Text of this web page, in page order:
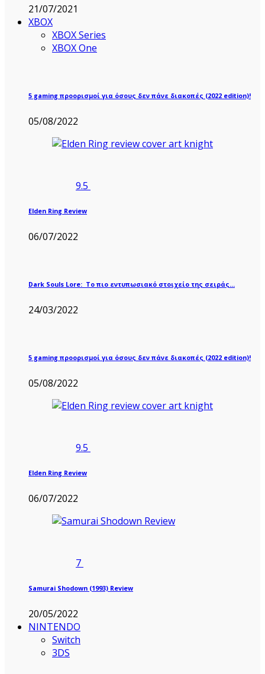
21/07/2021
XBOX
XBOX Series
XBOX One
5 gaming προορισμοί για όσους δεν πάνε διακοπές (2022 edition)!
05/08/2022
9.5
Elden Ring Review
06/07/2022
Dark Souls Lore: Το πιο εντυπωσιακό στοιχείο της σειράς…
24/03/2022
5 gaming προορισμοί για όσους δεν πάνε διακοπές (2022 edition)!
05/08/2022
9.5
Elden Ring Review
06/07/2022
7
Samurai Shodown (1993) Review
20/05/2022
NINTENDO
Switch
3DS